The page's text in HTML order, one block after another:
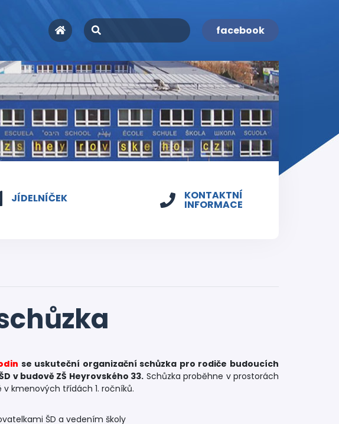
facebook
JÍDELNÍČEK KONTAKTNÍ
INFORMACE
se uskuteční organizační schůzka pro rodiče budoucích
v budově ZŠ Heyrovského 33. Schůzka proběhne v prostorách
kmenových třídách 1. ročníků.
ŠD a vedením školy